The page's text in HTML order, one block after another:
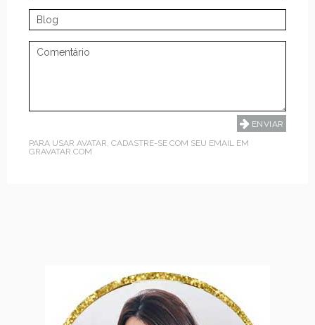
PARA USAR AVATAR, CADASTRE-SE COM SEU EMAIL EM
GRAVATAR.COM